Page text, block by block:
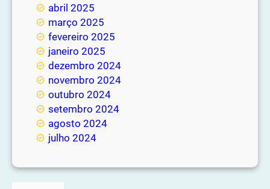
abril 2025
março 2025
fevereiro 2025
janeiro 2025
dezembro 2024
novembro 2024
outubro 2024
setembro 2024
agosto 2024
julho 2024